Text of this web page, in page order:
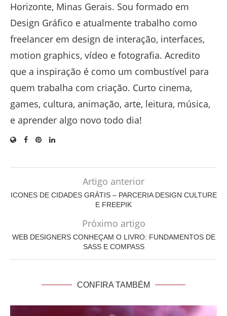
Horizonte, Minas Gerais. Sou formado em
Design Gráfico e atualmente trabalho como
freelancer em design de interação, interfaces,
motion graphics, vídeo e fotografia. Acredito
que a inspiração é como um combustível para
quem trabalha com criação. Curto cinema,
games, cultura, animação, arte, leitura, música,
e aprender algo novo todo dia!
Artigo anterior
ICONES DE CIDADES GRÁTIS – PARCERIA DESIGN CULTURE
E FREEPIK
Próximo artigo
WEB DESIGNERS CONHEÇAM O LIVRO: FUNDAMENTOS DE
SASS E COMPASS
CONFIRA TAMBÉM